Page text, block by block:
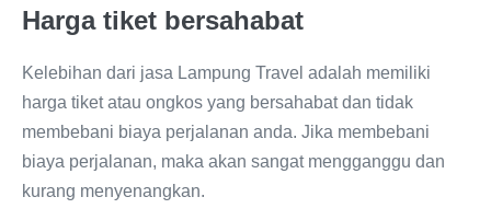
Harga tiket bersahabat
Kelebihan dari jasa Lampung Travel adalah memiliki
harga tiket atau ongkos yang bersahabat dan tidak
membebani biaya perjalanan anda. Jika membebani
biaya perjalanan, maka akan sangat mengganggu dan
kurang menyenangkan.